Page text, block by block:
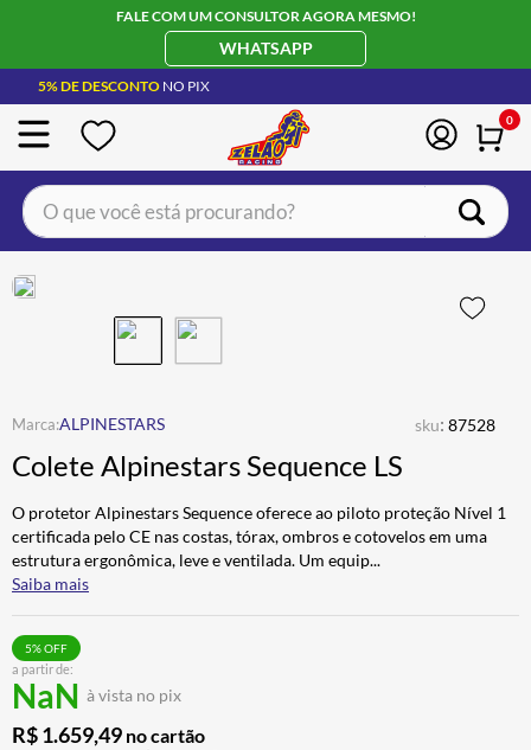
FALE COM UM CONSULTOR AGORA MESMO!
WHATSAPP
5% DE DESCONTO NO PIX
0
O que você está procurando?
ALPINESTARS sku: 87528
Colete Alpinestars Sequence LS
O protetor Alpinestars Sequence oferece ao piloto proteção Nível 1
certificada pelo CE nas costas, tórax, ombros e cotovelos em uma
estrutura ergonômica, leve e ventilada. Um equip...
Saiba mais
a partir de:
NaN à vista no pix
5% OFF
R$1.659,49 no cartão
BOTA
4º ÓCULOS SOLAR
5º LUVA
6º ALPINESTAR
7º BAU
8º CALÇA
9º
10º